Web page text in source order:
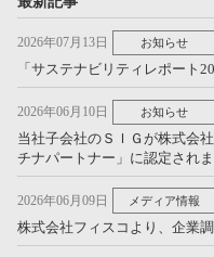
2026年07月13日 お知らせ
「サステナビリティレポート
2026年06月10日 お知らせ
当社子会社のＳＩＧが株式会
チナパートナー」に認定されま
2026年06月09日 メディア情報
株式会社フィスコより、企業